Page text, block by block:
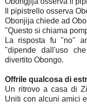
Il pipistrello osserva
Obonjija chiede ad
"Questo si chiama
La risposta fu "no"
"dipende dall'uso
divertito Obongo.
Offrile qualcosa di
Un ritrovo a casa di
Uniti con alcuni amici